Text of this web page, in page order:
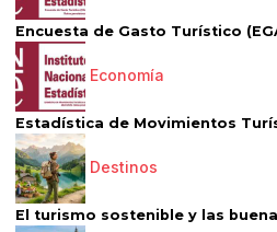
Encuesta de Gasto Turístico
Economía
Estadística de Movimientos
Destinos
El turismo sostenible y las